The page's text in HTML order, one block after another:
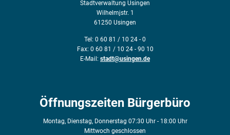
Stadtverwaltung Usingen
Wilhelmjstr. 1
61250 Usingen
Tel: 0 60 81 / 10 24 - 0
Fax: 0 60 81 / 10 24 - 90 10
E-Mail: stadt@usingen.de
Öffnungszeiten Bürgerbüro
Montag, Dienstag, Donnerstag 07:30 Uhr - 18:00 Uhr
Mittwoch geschlossen